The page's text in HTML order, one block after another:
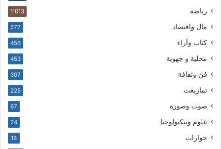
رياضة 1٬013
مال واقتصاد 577
كتاب وآراء 456
محلية و جهوية 453
فن وثقافة 307
تمازيغت 225
صوت وصورة 67
علوم وتيكنولوجيا 24
حوارات 18